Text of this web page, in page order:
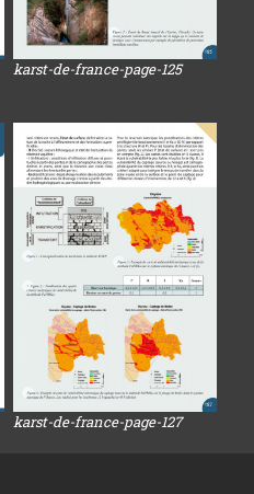
karst-de-france-page-125
karst-de-france-page-127